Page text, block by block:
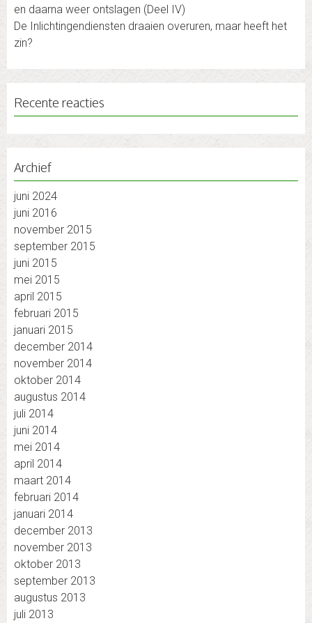
en daarna weer ontslagen (Deel IV)
De Inlichtingendiensten draaien overuren, maar heeft het
zin?
Recente reacties
Archief
juni 2024
juni 2016
november 2015
september 2015
juni 2015
mei 2015
april 2015
februari 2015
januari 2015
december 2014
november 2014
oktober 2014
augustus 2014
juli 2014
juni 2014
mei 2014
april 2014
maart 2014
februari 2014
januari 2014
december 2013
november 2013
oktober 2013
september 2013
augustus 2013
juli 2013